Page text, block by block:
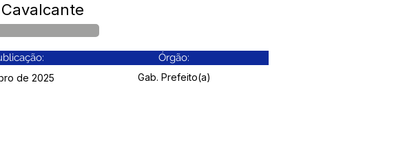
Órgão:
de 2025 Gab. Prefeito(a)